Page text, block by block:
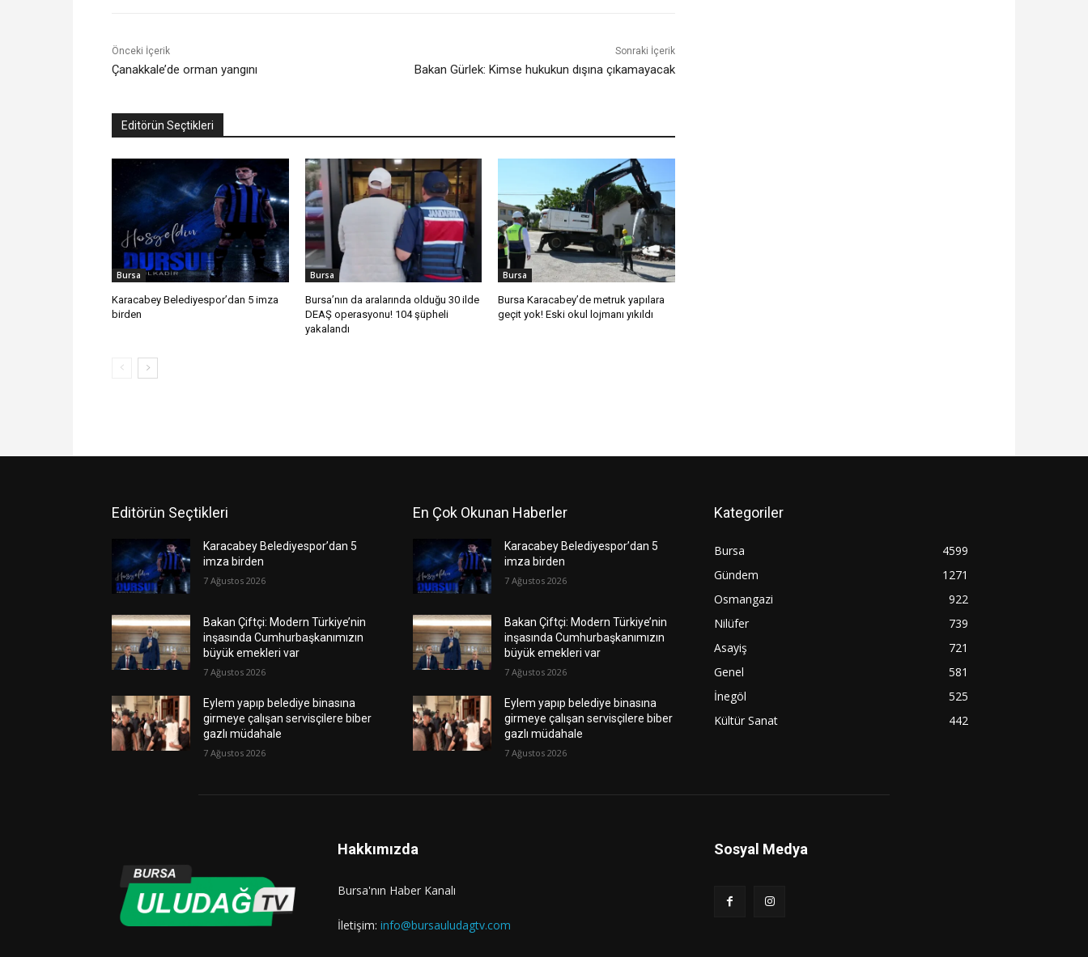
Önceki İçerik
Çanakkale’de orman yangını
Sonraki İçerik
Bakan Gürlek: Kimse hukukun dışına çıkamayacak
Editörün Seçtikleri
Bursa
Karacabey Belediyespor’dan 5 imza
birden
Bursa
Bursa’nın da aralarında olduğu 30 ilde
DEAŞ operasyonu! 104 şüpheli
yakalandı
Bursa
Bursa Karacabey’de metruk yapılara
geçit yok! Eski okul lojmanı yıkıldı
Editörün Seçtikleri
Karacabey Belediyespor’dan 5
imza birden
7 Ağustos 2026
Bakan Çiftçi: Modern Türkiye’nin
inşasında Cumhurbaşkanımızın
büyük emekleri var
7 Ağustos 2026
Eylem yapıp belediye binasına
girmeye çalışan servisçilere biber
gazlı müdahale
7 Ağustos 2026
En Çok Okunan Haberler
Karacabey Belediyespor’dan 5
imza birden
7 Ağustos 2026
Bakan Çiftçi: Modern Türkiye’nin
inşasında Cumhurbaşkanımızın
büyük emekleri var
7 Ağustos 2026
Eylem yapıp belediye binasına
girmeye çalışan servisçilere biber
gazlı müdahale
7 Ağustos 2026
Kategoriler
Bursa
4599
Gündem
1271
Osmangazi
922
Nilüfer
739
Asayiş
721
Genel
581
İnegöl
525
Kültür Sanat
442
Hakkımızda
Bursa'nın Haber Kanalı
İletişim: info@bursauludagtv.com
Sosyal Medya